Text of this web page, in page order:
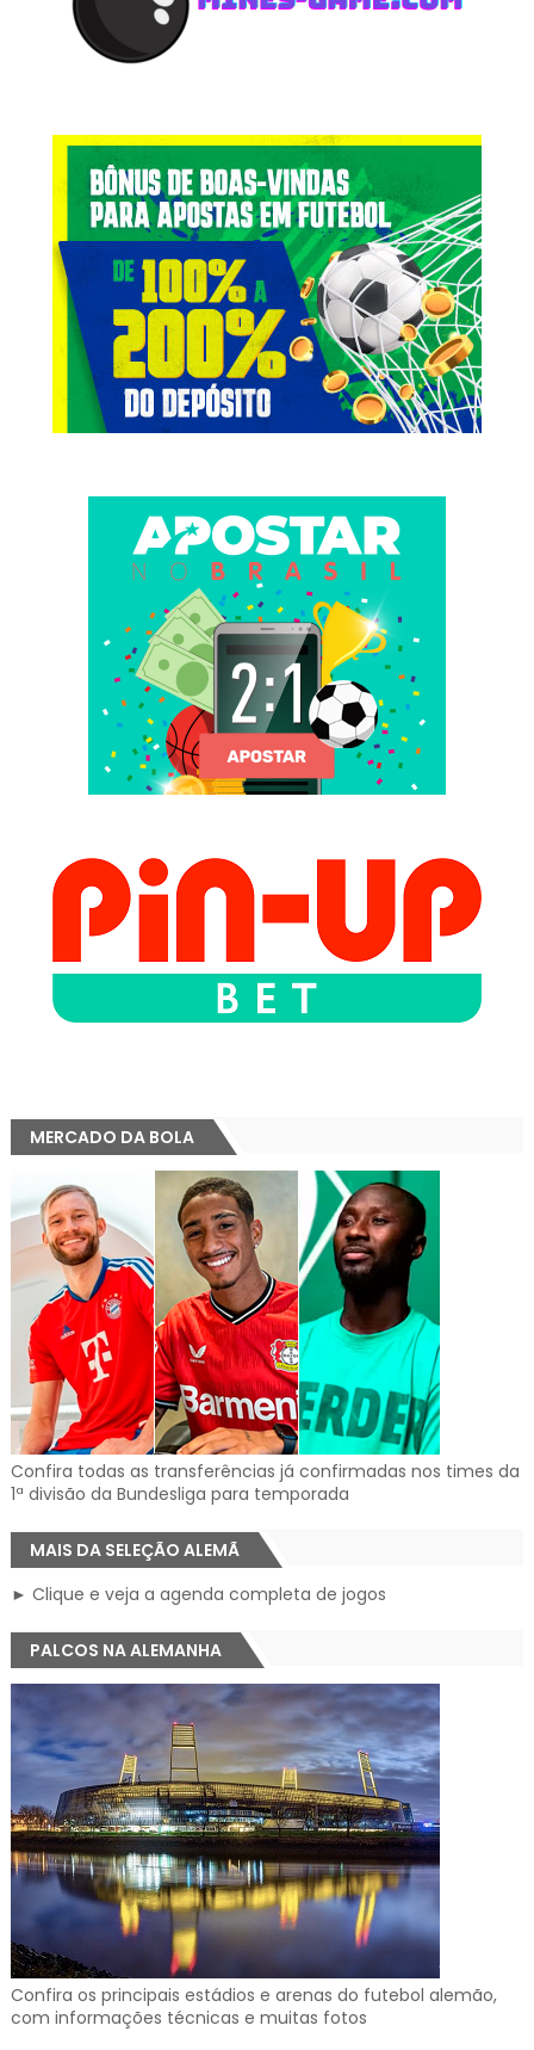
MERCADO DA BOLA
Confira todas as transferências já confirmadas nos times da
1ª divisão da Bundesliga para temporada
MAIS DA SELEÇÃO ALEMÃ
► Clique e veja a agenda completa de jogos
PALCOS NA ALEMANHA
Confira os principais estádios e arenas do futebol alemão,
com informações técnicas e muitas fotos